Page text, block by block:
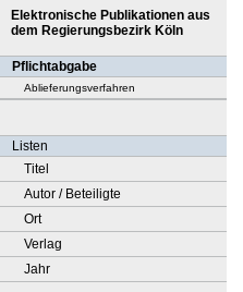
Elektronische Publikationen aus
dem Regierungsbezirk Köln
Pflichtabgabe
Ablieferungsverfahren
Listen
Titel
Autor / Beteiligte
Ort
Verlag
Jahr